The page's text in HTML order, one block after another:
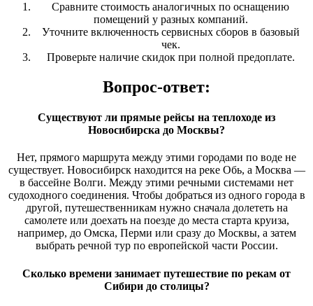
Сравните стоимость аналогичных по оснащению
помещений у разных компаний.
Уточните включенность сервисных сборов в базовый
чек.
Проверьте наличие скидок при полной предоплате.
Вопрос-ответ:
Существуют ли прямые рейсы на теплоходе из
Новосибирска до Москвы?
Нет, прямого маршрута между этими городами по воде не
существует. Новосибирск находится на реке Обь, а Москва —
в бассейне Волги. Между этими речными системами нет
судоходного соединения. Чтобы добраться из одного города в
другой, путешественникам нужно сначала долететь на
самолете или доехать на поезде до места старта круиза,
например, до Омска, Перми или сразу до Москвы, а затем
выбрать речной тур по европейской части России.
Сколько времени занимает путешествие по рекам от
Сибири до столицы?